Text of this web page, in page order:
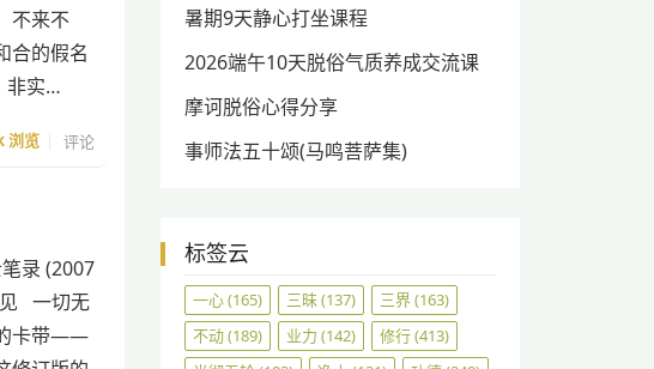
不来不
合的假名
非实…
浏览 评论
录 (2007
一切无
卡带——
暑期9天静心打坐课程
2026端午10天脱俗气质养成交流课
摩诃脱俗心得分享
事师法五十颂(马鸣菩萨集)
标签云
一心(165) 三昧(137) 三界(163)
不动(189) 业力 (142) 修行(413)